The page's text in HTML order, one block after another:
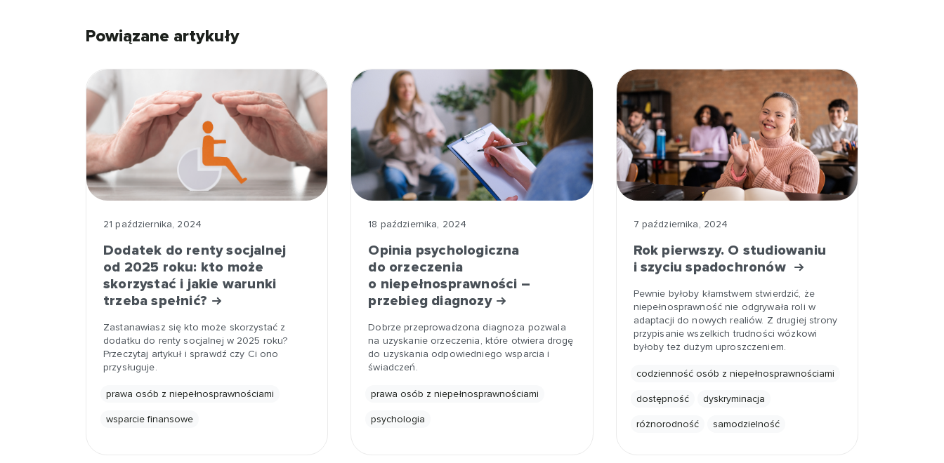
Powiązane artykuły
21 października, 2024
Dodatek do renty socjalnej
od 2025 roku: kto może
skorzystać i jakie warunki
trzeba spełnić?
Zastanawiasz się kto może skorzystać z
dodatku do renty socjalnej w 2025 roku?
Przeczytaj artykuł i sprawdź czy Ci ono
przysługuje.
prawa osób z niepełnosprawnościami
wsparcie finansowe
18 października, 2024
Opinia psychologiczna
do orzeczenia
o niepełnosprawności –
przebieg diagnozy
Dobrze przeprowadzona diagnoza pozwala
na uzyskanie orzeczenia, które otwiera drogę
do uzyskania odpowiedniego wsparcia i
świadczeń.
prawa osób z niepełnosprawnościami
psychologia
7 października, 2024
Rok pierwszy. O studiowaniu
i szyciu spadochronów
Pewnie byłoby kłamstwem stwierdzić, że
niepełnosprawność nie odgrywała roli w
adaptacji do nowych realiów. Z drugiej strony
przypisanie wszelkich trudności wózkowi
byłoby też dużym uproszczeniem.
codzienność osób z niepełnosprawnościami
dostępność dyskryminacja
różnorodność samodzielność